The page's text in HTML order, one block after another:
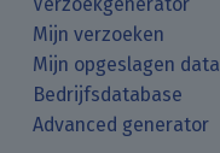
Mijn verzoeken
Mijn opgeslagen data
Bedrijfsdatabase
Advanced generator